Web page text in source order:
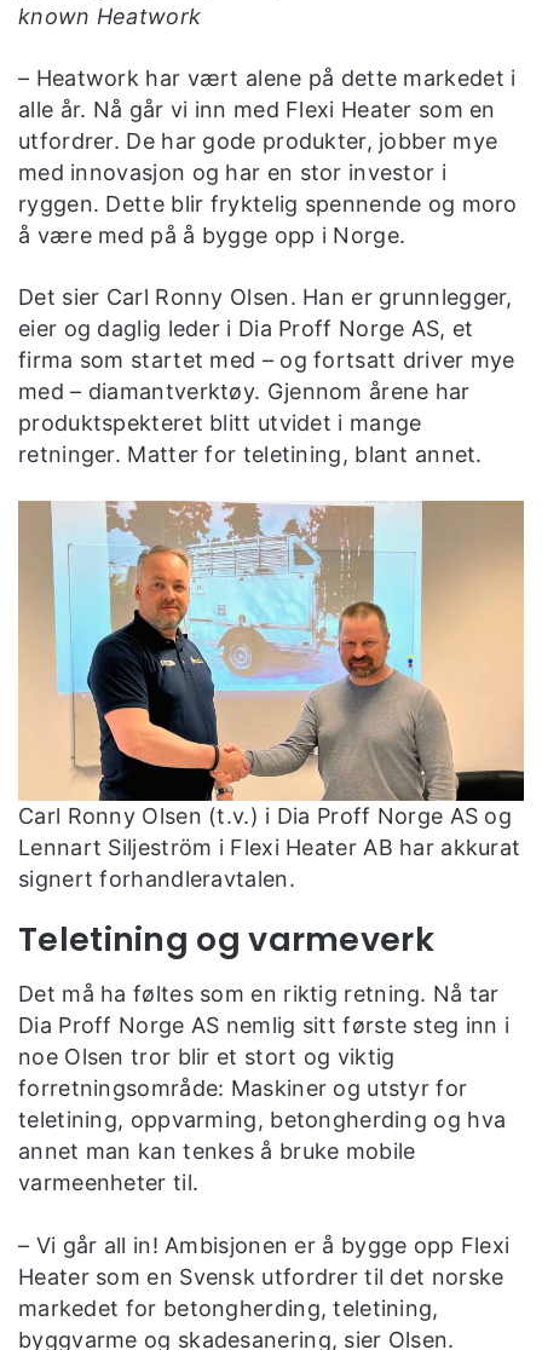
known Heatwork
– Heatwork har vært alene på dette markedet i
alle år. Nå går vi inn med Flexi Heater som en
utfordrer. De har gode produkter, jobber mye
med innovasjon og har en stor investor i
ryggen. Dette blir fryktelig spennende og moro
å være med på å bygge opp i Norge.
Det sier Carl Ronny Olsen. Han er grunnlegger,
eier og daglig leder i Dia Proff Norge AS, et
firma som startet med – og fortsatt driver mye
med – diamantverktøy. Gjennom årene har
produktspekteret blitt utvidet i mange
retninger. Matter for teletining, blant annet.
Carl Ronny Olsen (t.v.) i Dia Proff Norge AS og
Lennart Siljeström i Flexi Heater AB har akkurat
signert forhandleravtalen.
Teletining og varmeverk
Det må ha føltes som en riktig retning. Nå tar
Dia Proff Norge AS nemlig sitt første steg inn i
noe Olsen tror blir et stort og viktig
forretningsområde: Maskiner og utstyr for
teletining, oppvarming, betongherding og hva
annet man kan tenkes å bruke mobile
varmeenheter til.
– Vi går all in! Ambisjonen er å bygge opp Flexi
Heater som en Svensk utfordrer til det norske
markedet for betongherding, teletining,
byggvarme og skadesanering, sier Olsen.